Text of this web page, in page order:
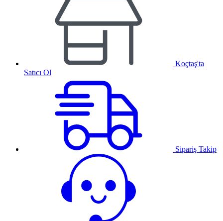
Koçtaş'ta
Satıcı Ol
Sipariş Takip